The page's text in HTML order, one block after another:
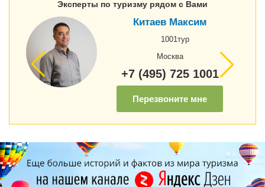
Эксперты по туризму рядом с Вами
Китаев Максим
1001тур
Москва
+7 (495) 725 1001
Перезвоните мне